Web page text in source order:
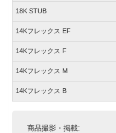
18K STUB
14Kフレックス EF
14Kフレックス F
14Kフレックス M
14Kフレックス B
商品撮影・掲載: